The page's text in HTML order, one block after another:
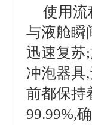
使用流
与液舱瞬
迅速复苏
冲泡器具
前都保持
99.99%,